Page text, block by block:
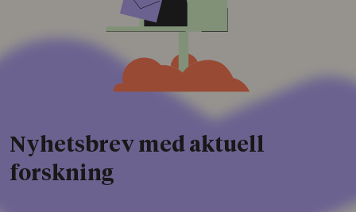
Nyhetsbrev med aktuell
forskning